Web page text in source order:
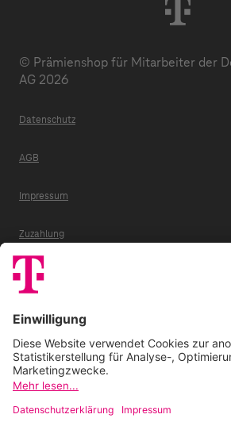
© Prämienshop für Mitarbeiter der
AG 2026
Datenschutz
AGB
Impressum
Zuzahlung
E-Codes
Barrierefreiheitserklärung
Cookie-Einstellungen